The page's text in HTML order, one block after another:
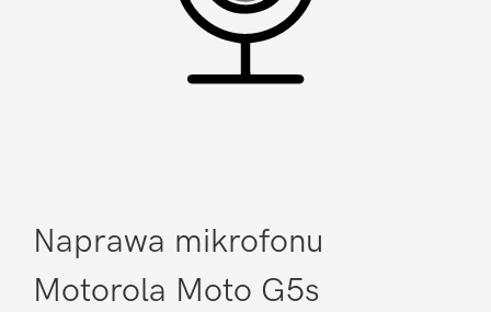
Naprawa mikrofonu
Motorola Moto G5s